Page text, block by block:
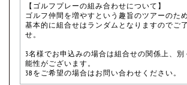
【ゴルフプレーの組み合わせについて】
ゴルフ仲間を増やすという趣旨のツアーのため
基本的に組合せはランダムとなりますのでご
せ。
3名様でお申込みの場合は組合せの関係上、別
能性がございます。
3Bをご希望の場合はお問い合わせください。